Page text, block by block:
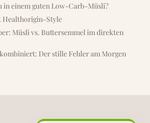
Warm ums Herz
52,70 € €
PurplePower
in einem guten Low-Carb-Müsli?
Healthorigin-Style
Müsli vs. Buttersemmel im direkten
Der stille Fehler am Morgen